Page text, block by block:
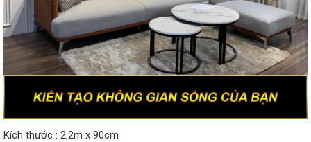
Kích thước : 2,2m x 90cm